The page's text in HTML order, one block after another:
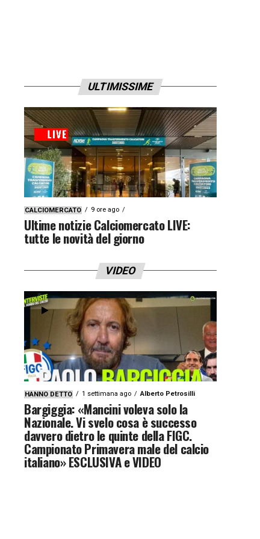
ULTIMISSIME
CALCIOMERCATO 9 ore ago
Ultime notizie Calciomercato LIVE:
tutte le novità del giorno
VIDEO
HANNO DETTO 1 settimana ago Alberto Petrosilli
Bargiggia: «Mancini voleva solo la
Nazionale. Vi svelo cosa è successo
davvero dietro le quinte della FIGC.
Campionato Primavera male del calcio
italiano» ESCLUSIVA e VIDEO